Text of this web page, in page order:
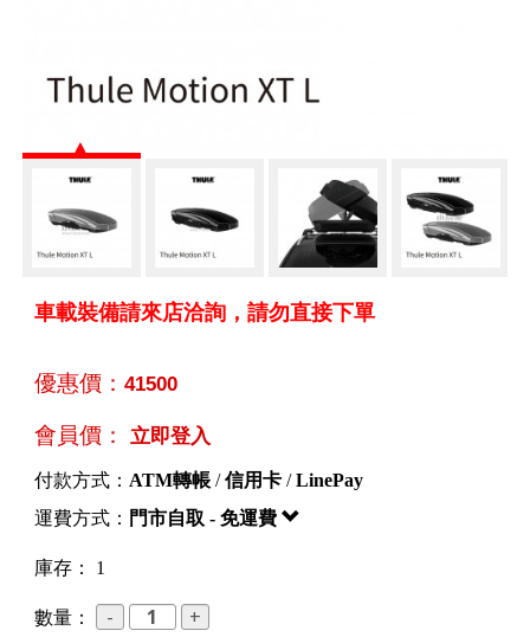
車載裝備請來店洽詢，請勿直接下單
優惠價： 41500
會員價： 立即登入
付款方式： ATM轉帳/信用卡/LinePay
運費方式： 門市自取 - 免運費
庫存： 1
數量：